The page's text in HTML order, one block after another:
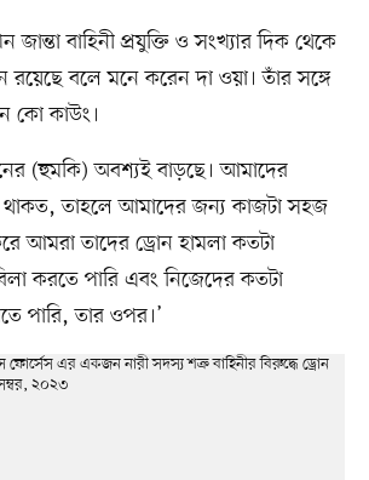
জান্তা বাহিনী প্রযুক্তি ও সংখ্যার দিক থেকে
রয়েছে বলে মনে করেন দা ওয়া। তাঁর সঙ্গে
কো কাউং।
(হুমকি) অবশ্যই বাড়ছে। আমাদের
থাকত, তাহলে আমাদের জন্য কাজটা সহজ
আমরা তাদের ড্রোন হামলা কতটা
করতে পারি এবং নিজেদের কতটা
পারি, তার ওপর।’